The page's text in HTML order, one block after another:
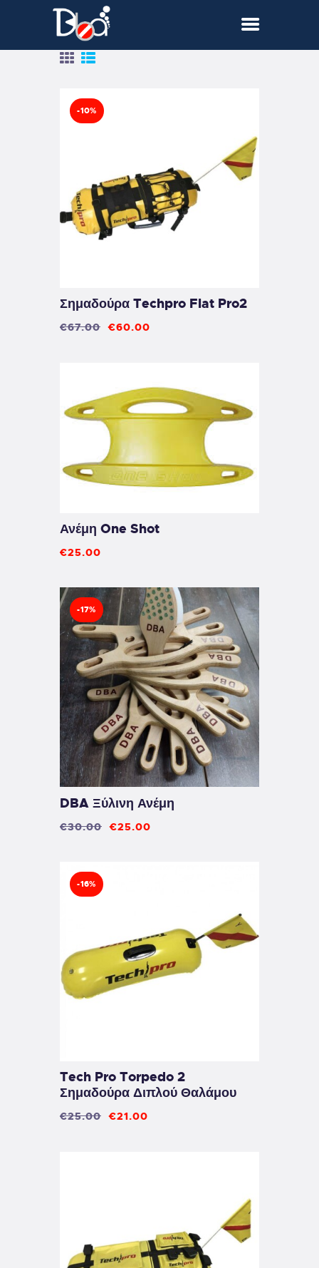
ΕΤΑΙΡΕΙΑ
ΕΠΙΚΟΙΝΩΝΙΑ
-10%
Σημαδούρα Techpro Flat Pro2
€67.00 €60.00
Ανέμη One Shot
€25.00
-17%
DBA Ξύλινη Ανέμη
€30.00 €25.00
-16%
Tech Pro Torpedo 2
Σημαδούρα Διπλού Θαλάμου
€25.00 €21.00